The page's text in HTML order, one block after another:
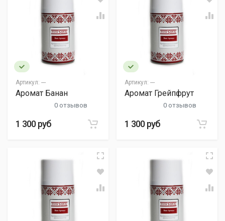
Артикул: ---
Аромат Банан
0 отзывов
1 300 руб
Артикул: ---
Аромат Грейпфрут
0 отзывов
1 300 руб